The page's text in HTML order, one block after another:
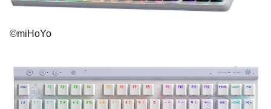
©miHoYo